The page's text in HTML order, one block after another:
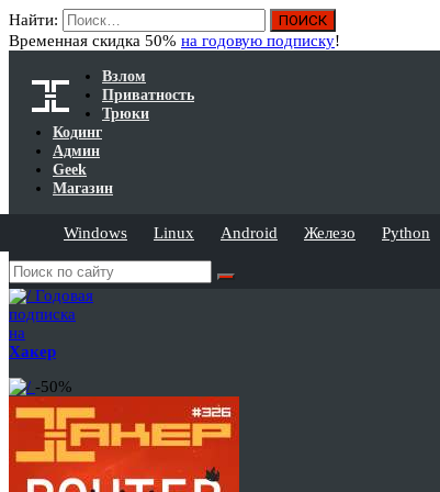
Найти:
Временная скидка 50% на годовую подписку!
Взлом
Приватность
Трюки
Кодинг
Админ
Geek
Магазин
Windows Linux Android Железо Python
Годовая
подписка
на
Хакер
-50%